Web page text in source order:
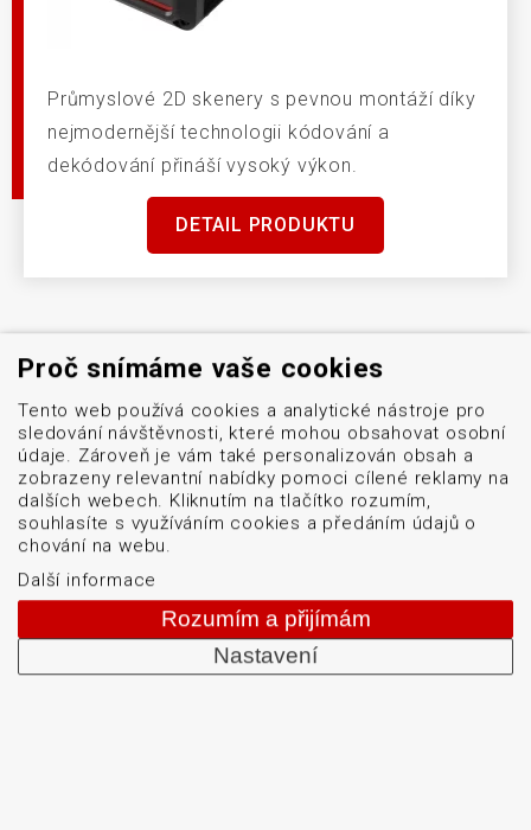
Průmyslové 2D skenery s pevnou montáží díky
nejmodernější technologii kódování a
dekódování přináší vysoký výkon.
DETAIL PRODUKTU
Menu
Naše značky
Logistické značení
Servis
O firmě
Kontakt
GDPR
Proč snímáme vaše cookies
Tento web používá cookies a analytické nástroje pro
sledování návštěvnosti, které mohou obsahovat osobní
údaje. Zároveň je vám také personalizován obsah a
zobrazeny relevantní nabídky pomoci cílené reklamy na
dalších webech. Kliknutím na tlačítko rozumím,
souhlasíte s využíváním cookies a předáním údajů o
chování na webu.
Další informace
Rozumím a přijímám
Nastavení